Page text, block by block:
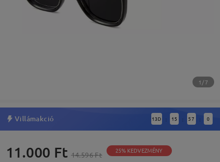
1/7
Villámakció 13D : 15 : 56 : 59
11.000 Ft 14.596 Ft 25% KEDVEZMÉNY